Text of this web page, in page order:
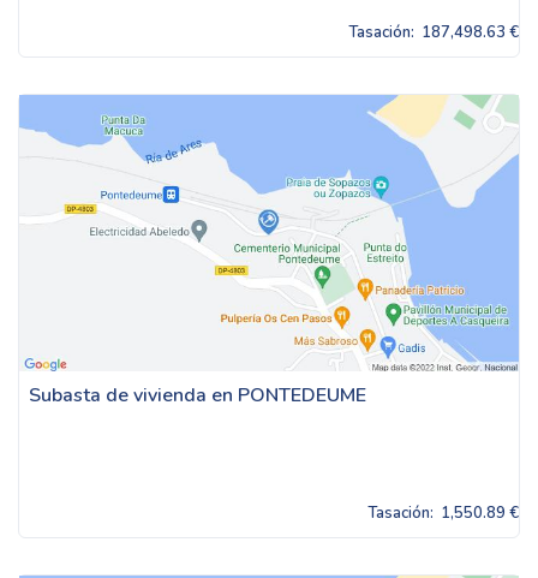
Tasación: 187,498.63 €
Subasta de vivienda en PONTEDEUME
Tasación: 1,550.89 €